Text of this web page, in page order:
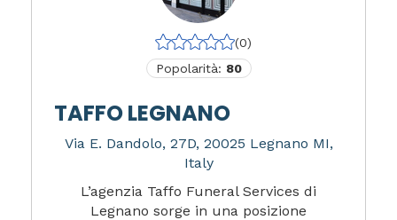
(0)
Popolarità: 80
TAFFO LEGNANO
Via E. Dandolo, 27D, 20025 Legnano MI,
Italy
L’agenzia Taffo Funeral Services di
Legnano sorge in una posizione